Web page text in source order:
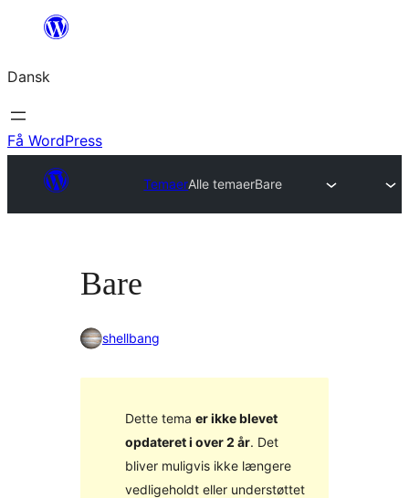
Spring
indhold
Dansk
Få WordPress
TemaerAlle temaerBare
Bare
shellbang
Dette tema er ikke blevet
opdateret i over 2 år. Det
bliver muligvis ikke længere
vedligeholdt eller understøttet